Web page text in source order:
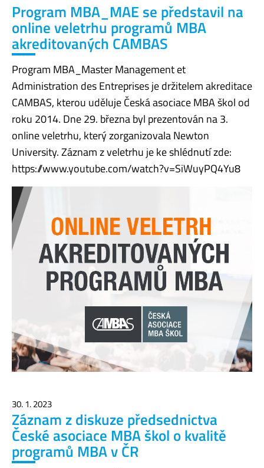
Program MBA_MAE se představil na
online veletrhu programů MBA
akreditovaných CAMBAS
Program MBA_Master Management et
Administration des Entreprises je držitelem akreditace
CAMBAS, kterou uděluje Česká asociace MBA škol od
roku 2014. Dne 29. března byl prezentován na 3.
online veletrhu, který zorganizovala Newton
University. Záznam z veletrhu je ke shlédnutí zde:
https://www.youtube.com/watch?v=SiWuyPQ4Yu8
30. 1. 2023
Záznam z diskuze předsednictva
České asociace MBA škol o kvalitě
programů MBA v ČR